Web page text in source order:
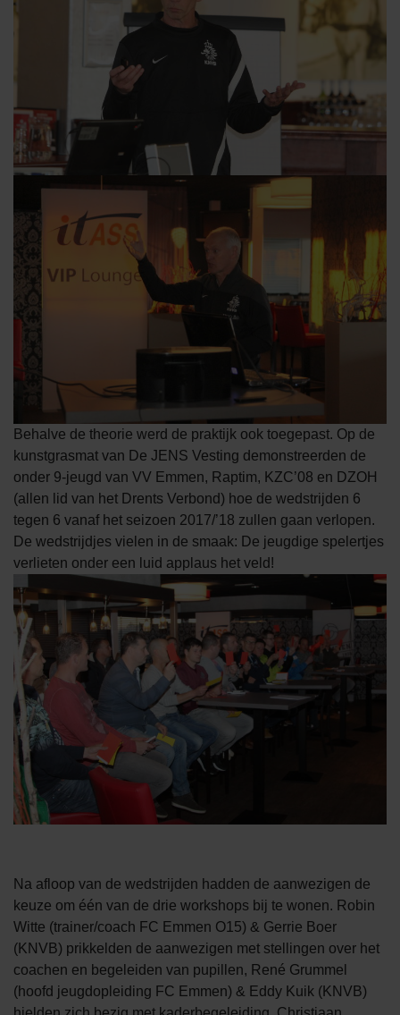
Behalve de theorie werd de praktijk ook toegepast. Op de
kunstgrasmat van De JENS Vesting demonstreerden de
onder 9-jeugd van VV Emmen, Raptim, KZC’08 en DZOH
(allen lid van het Drents Verbond) hoe de wedstrijden 6
tegen 6 vanaf het seizoen 2017/’18 zullen gaan verlopen.
De wedstrijdjes vielen in de smaak: De jeugdige spelertjes
verlieten onder een luid applaus het veld!
Na afloop van de wedstrijden hadden de aanwezigen de
keuze om één van de drie workshops bij te wonen. Robin
Witte (trainer/coach FC Emmen O15) & Gerrie Boer
(KNVB) prikkelden de aanwezigen met stellingen over het
coachen en begeleiden van pupillen, René Grummel
(hoofd jeugdopleiding FC Emmen) & Eddy Kuik (KNVB)